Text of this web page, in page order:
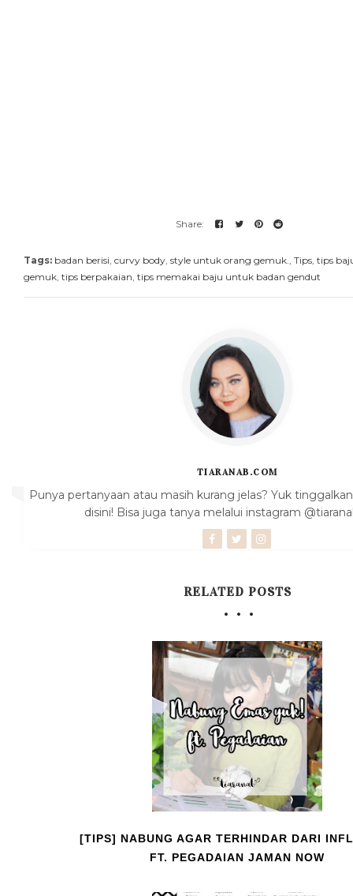
Tags: badan berisi, curvy body, style untuk orang gemuk., Tips, tips
gemuk, tips berpakaian, tips memakai baju untuk badan gendut
TIARANAB.COM
Punya pertanyaan atau masih kurang jelas? Yuk
disini! Bisa juga tanya melalui instagram
RELATED POSTS
[TIPS] NABUNG AGAR TERHINDAR DARI
FT. PEGADAIAN JAMAN NOW